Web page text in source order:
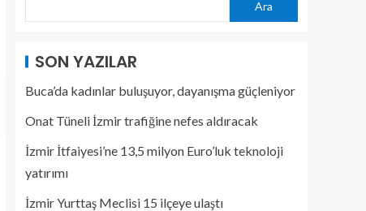
Ara
SON YAZILAR
Buca’da kadınlar buluşuyor, dayanışma güçleniyor
Onat Tüneli İzmir trafiğine nefes aldıracak
İzmir İtfaiyesi’ne 13,5 milyon Euro’luk teknoloji
yatırımı
İzmir Yurttaş Meclisi 15 ilçeye ulaştı